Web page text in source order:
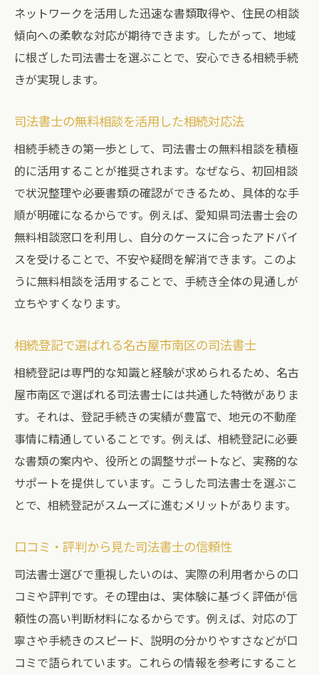
ネットワークを活用した迅速な書類取得や、住民の相談
傾向への柔軟な対応が期待できます。したがって、地域
に根ざした司法書士を選ぶことで、安心できる相続手続
きが実現します。
司法書士の無料相談を活用した相続対応法
相続手続きの第一歩として、司法書士の無料相談を積極
的に活用することが推奨されます。なぜなら、初回相談
で状況整理や必要書類の確認ができるため、具体的な手
順が明確になるからです。例えば、愛知県司法書士会の
無料相談窓口を利用し、自分のケースに合ったアドバイ
スを受けることで、不安や疑問を解消できます。このよ
うに無料相談を活用することで、手続き全体の見通しが
立ちやすくなります。
相続登記で選ばれる名古屋市南区の司法書士
相続登記は専門的な知識と経験が求められるため、名古
屋市南区で選ばれる司法書士には共通した特徴がありま
す。それは、登記手続きの実績が豊富で、地元の不動産
事情に精通していることです。例えば、相続登記に必要
な書類の案内や、役所との調整サポートなど、実務的な
サポートを提供しています。こうした司法書士を選ぶこ
とで、相続登記がスムーズに進むメリットがあります。
口コミ・評判から見た司法書士の信頼性
司法書士選びで重視したいのは、実際の利用者からの口
コミや評判です。その理由は、実体験に基づく評価が信
頼性の高い判断材料になるからです。例えば、対応の丁
寧さや手続きのスピード、説明の分かりやすさなどが口
コミで語られています。これらの情報を参考にすること